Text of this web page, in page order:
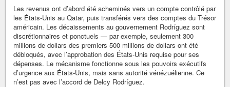
Les revenus ont d’abord été acheminés vers un compte contrôlé par
les États-Unis au Qatar, puis transférés vers des comptes du Trésor
américain. Les décaissements au gouvernement Rodríguez sont
discrétionnaires et ponctuels — par exemple, seulement 300
millions de dollars des premiers 500 millions de dollars ont été
débloqués, avec l’approbation des États-Unis requise pour ses
dépenses. Le mécanisme fonctionne sous les pouvoirs exécutifs
d’urgence aux États-Unis, mais sans autorité vénézuélienne. Ce
n’est pas avec l’accord de Delcy Rodríguez.